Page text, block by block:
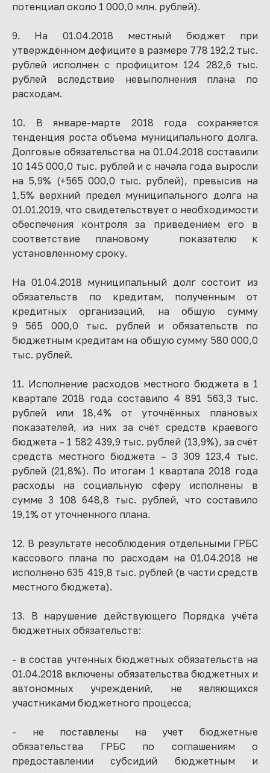
потенциал около 1 000,0 млн. рублей).
9. На 01.04.2018 местный бюджет при
утверждённом дефиците в размере 778 192,2 тыс.
рублей исполнен с профицитом 124 282,6 тыс.
рублей вследствие невыполнения плана по
расходам.
10. В январе-марте 2018 года сохраняется
тенденция роста объема муниципального долга.
Долговые обязательства на 01.04.2018 составили
10 145 000,0 тыс. рублей и с начала года выросли
на 5,9% (+565 000,0 тыс. рублей), превысив на
1,5% верхний предел муниципального долга на
01.01.2019, что свидетельствует о необходимости
обеспечения контроля за приведением его в
соответствие плановому показателю к
установленному сроку.
На 01.04.2018 муниципальный долг состоит из
обязательств по кредитам, полученным от
кредитных организаций, на общую сумму
9 565 000,0 тыс. рублей и обязательств по
бюджетным кредитам на общую сумму 580 000,0
тыс. рублей.
11. Исполнение расходов местного бюджета в 1
квартале 2018 года составило 4 891 563,3 тыс.
рублей или 18,4% от уточнённых плановых
показателей, из них за счёт средств краевого
бюджета – 1 582 439,9 тыс. рублей (13,9%), за счёт
средств местного бюджета – 3 309 123,4 тыс.
рублей (21,8%). По итогам 1 квартала 2018 года
расходы на социальную сферу исполнены в
сумме 3 108 648,8 тыс. рублей, что составило
19,1% от уточненного плана.
12. В результате несоблюдения отдельными ГРБС
кассового плана по расходам на 01.04.2018 не
исполнено 635 419,8 тыс. рублей (в части средств
местного бюджета).
13. В нарушение действующего Порядка учёта
бюджетных обязательств:
- в состав учтенных бюджетных обязательств на
01.04.2018 включены обязательства бюджетных и
автономных учреждений, не являющихся
участниками бюджетного процесса;
- не поставлены на учет бюджетные
обязательства ГРБС по соглашениям о
предоставлении субсидий бюджетным и